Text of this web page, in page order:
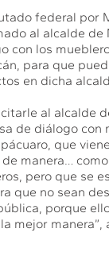
federal por
al alcalde de
con los
para que
en dicha
al alcalde
de diálogo con
que
manera…
pero que se
que no sean
porque
mejor manera”,